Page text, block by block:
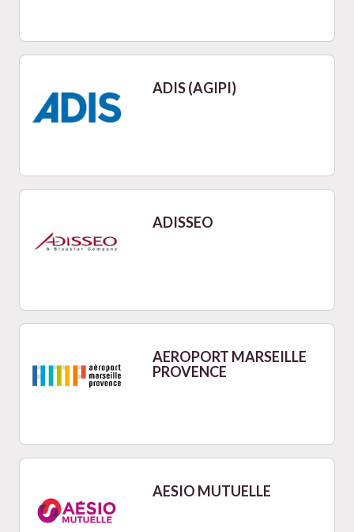
ADIS (AGIPI)
ADISSEO
AEROPORT MARSEILLE
PROVENCE
AESIO MUTUELLE